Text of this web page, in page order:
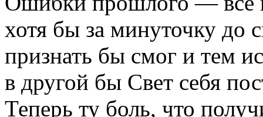
хотя бы за минуточку до
признать бы смог и тем
в другой бы Свет себя
Теперь ту боль, что